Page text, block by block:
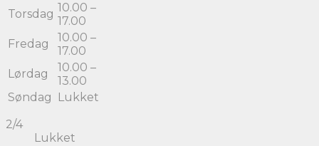
Torsdag 10.00 –
17.00
Fredag
10.00 –
17.00
Lørdag
10.00 –
13.00
Søndag
Lukket
2/4
Lukket